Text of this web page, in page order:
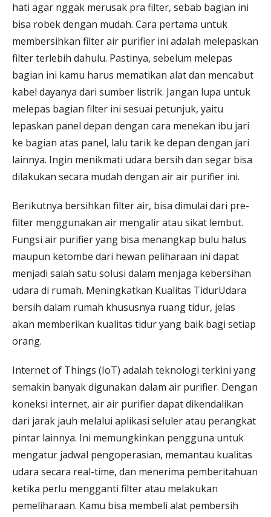
hati agar nggak merusak pra filter, sebab bagian ini
bisa robek dengan mudah. Cara pertama untuk
membersihkan filter air purifier ini adalah melepaskan
filter terlebih dahulu. Pastinya, sebelum melepas
bagian ini kamu harus mematikan alat dan mencabut
kabel dayanya dari sumber listrik. Jangan lupa untuk
melepas bagian filter ini sesuai petunjuk, yaitu
lepaskan panel depan dengan cara menekan ibu jari
ke bagian atas panel, lalu tarik ke depan dengan jari
lainnya. Ingin menikmati udara bersih dan segar bisa
dilakukan secara mudah dengan air air purifier ini.
Berikutnya bersihkan filter air, bisa dimulai dari pre-
filter menggunakan air mengalir atau sikat lembut.
Fungsi air purifier yang bisa menangkap bulu halus
maupun ketombe dari hewan peliharaan ini dapat
menjadi salah satu solusi dalam menjaga kebersihan
udara di rumah. Meningkatkan Kualitas TidurUdara
bersih dalam rumah khususnya ruang tidur, jelas
akan memberikan kualitas tidur yang baik bagi setiap
orang.
Internet of Things (IoT) adalah teknologi terkini yang
semakin banyak digunakan dalam air purifier. Dengan
koneksi internet, air air purifier dapat dikendalikan
dari jarak jauh melalui aplikasi seluler atau perangkat
pintar lainnya. Ini memungkinkan pengguna untuk
mengatur jadwal pengoperasian, memantau kualitas
udara secara real-time, dan menerima pemberitahuan
ketika perlu mengganti filter atau melakukan
pemeliharaan. Kamu bisa membeli alat pembersih